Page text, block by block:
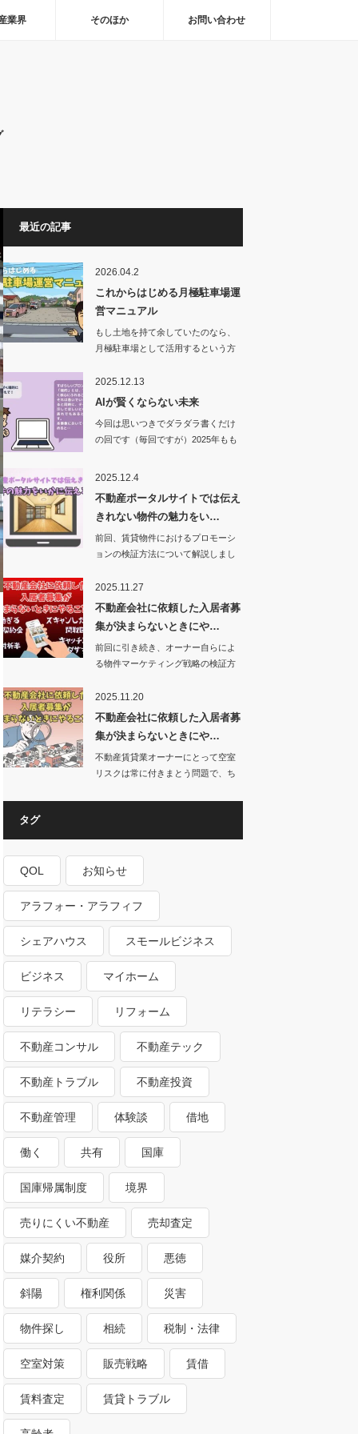
業界 そのほか お問い合わせ
最近の記事
2026.04.2
これからはじめる月極駐車場運
営マニュアル
もし土地を持て余していたのなら、
月極駐車場として活用するという方
2025.12.13
AIが賢くならない未来
今回は思いつきでダラダラ書くだけ
の回です（毎回ですが）2025年もも
2025.12.4
不動産ポータルサイトでは伝え
きれない物件の魅力をい…
前回、賃貸物件におけるプロモーシ
ョンの検証方法について解説しまし
2025.11.27
不動産会社に依頼した入居者募
集が決まらないときにや…
前回に引き続き、オーナー自らによ
る物件マーケティング戦略の検証方
2025.11.20
不動産会社に依頼した入居者募
集が決まらないときにや…
不動産賃貸業オーナーにとって空室
リスクは常に付きまとう問題で、ち
タグ
QOL お知らせ
アラフォー・アラフィフ
シェアハウス スモールビジネス
ビジネス マイホーム
リテラシー リフォーム
不動産コンサル 不動産テック
不動産トラブル 不動産投資
不動産管理 体験談 借地
働く 共有 国庫
国庫帰属制度 境界
売りにくい不動産 売却査定
媒介契約 役所 悪徳
斜陽 権利関係 災害
物件探し 相続 税制・法律
空室対策 販売戦略 賃借
賃料査定 賃貸トラブル